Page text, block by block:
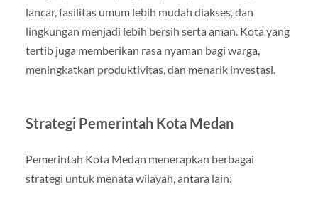
lancar, fasilitas umum lebih mudah diakses, dan
lingkungan menjadi lebih bersih serta aman. Kota yang
tertib juga memberikan rasa nyaman bagi warga,
meningkatkan produktivitas, dan menarik investasi.
Strategi Pemerintah Kota Medan
Pemerintah Kota Medan menerapkan berbagai
strategi untuk menata wilayah, antara lain: